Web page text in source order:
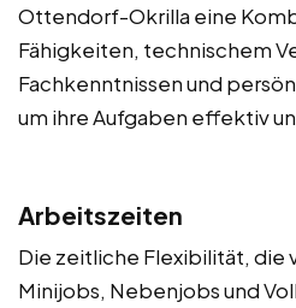
Ottendorf-Okrilla eine
Fähigkeiten, technischem
Fachkenntnissen und
um ihre Aufgaben effektiv
Arbeitszeiten
Die zeitliche Flexibilität, die
Minijobs, Nebenjobs und